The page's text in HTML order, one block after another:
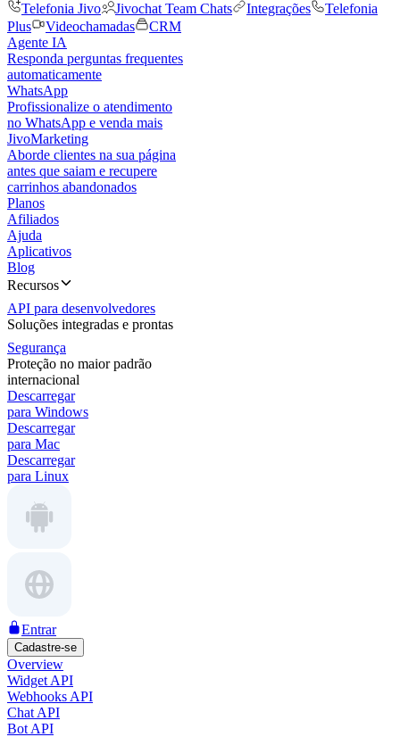
Telefonia Jivo
Jivochat Team Chats Integrações
Telefonia
Plus
Videochamadas
CRM
Agente IA
Responda perguntas frequentes
automaticamente
WhatsApp
Profissionalize o atendimento
no WhatsApp e venda mais
JivoMarketing
Aborde clientes na sua página
antes que saiam e recupere
carrinhos abandonados
Planos
Afiliados
Ajuda
Aplicativos
Blog
Recursos
API para desenvolvedores
Soluções integradas e prontas
Segurança
Proteção no maior padrão
internacional
Descarregar
para Windows
Descarregar
para Mac
Descarregar
para Linux
Entrar
Cadastre-se
Overview
Widget API
Webhooks API
Chat API
Bot API